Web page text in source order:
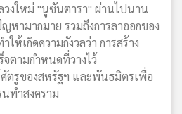
วงใหม่ "นูซันตารา" ผ่านไปนาน
หามากมาย รวมถึงการลาออกของ
ให้เกิดความกังวลว่า การสร้าง
จตามกำหนดที่วางไว้
ศัตรูของสหรัฐฯ และพันธมิตรเพื่อ
ทำสงคราม